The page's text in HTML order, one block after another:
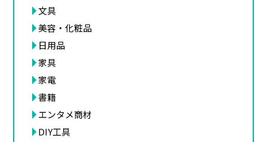
文具
美容・化粧品
日用品
家具
家電
書籍
エンタメ商材
DIY工具